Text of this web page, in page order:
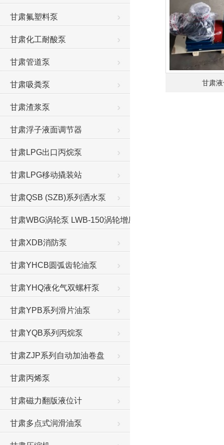
甘肃氟塑料泵
甘肃化工耐酸泵
甘肃管道泵
甘肃吸粪泵
甘肃渣浆泵
甘肃浮子液面调节器
甘肃LPG出口丙烷泵
甘肃LPG移动撬装站
甘肃QSB (SZB)系列洒水泵
甘肃WBG涡轮泵 LWB-150涡轮增压泵
甘肃XDB消防泵
甘肃YHCB圆弧齿轮油泵
甘肃YHQ液化气双螺杆泵
甘肃YPB系列滑片油泵
甘肃YQB系列丙烷泵
甘肃ZJP系列自动加油卷盘
甘肃丙烯泵
甘肃磁力翻版液位计
甘肃多点式润滑油泵
甘肃